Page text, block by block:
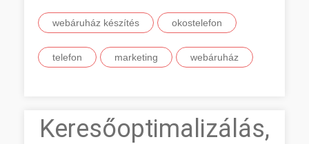
webáruház készítés okostelefon
telefon marketing webáruház
Keresőoptimalizálás,